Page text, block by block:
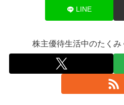
LINE
株主優待生活中のたくみ